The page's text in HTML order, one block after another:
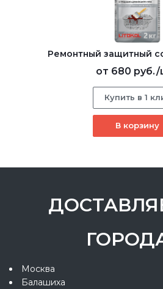
Ремонтный защитный
от 680 руб./
Купить в 1
В корзину
Москва
Балашиха